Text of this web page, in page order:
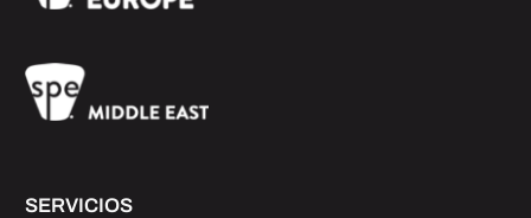
SERVICIOS